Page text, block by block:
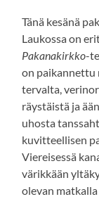
Tänä kesänä
Laukossa on
Pakanakirkko-
on paikannettu
tervalta,
räystäistä ja
uhosta
kuvitteellisen
Viereisessä
värikkään
olevan